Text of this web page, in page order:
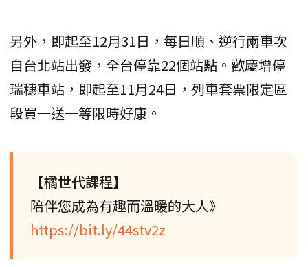
另外，即起至12月31日，每日順、逆行兩車次
自台北站出發，全台停靠22個站點。歡慶增停
瑞穗車站，即起至11月24日，列車套票限定區
段買一送一等限時好康。
【橘世代課程】
陪伴您成為有趣而溫暖的大人》
https://bit.ly/44stv2z